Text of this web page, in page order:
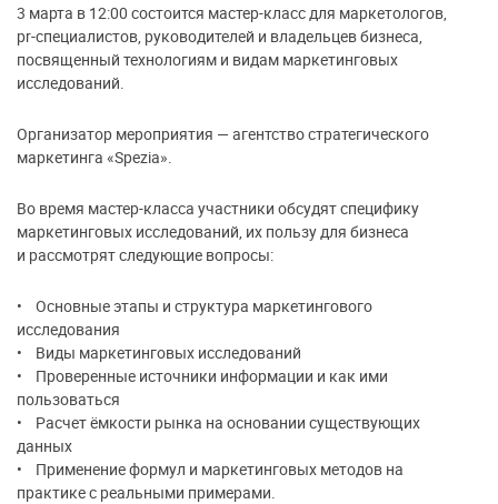
3 марта в 12:00 состоится мастер-класс для маркетологов,
pr-специалистов, руководителей и владельцев бизнеса,
посвященный технологиям и видам маркетинговых
исследований.
Организатор мероприятия — агентство стратегического
маркетинга «Spezia».
Во время мастер-класса участники обсудят специфику
маркетинговых исследований, их пользу для бизнеса
и рассмотрят следующие вопросы:
• Основные этапы и структура маркетингового
исследования
• Виды маркетинговых исследований
• Проверенные источники информации и как ими
пользоваться
• Расчет ёмкости рынка на основании существующих
данных
• Применение формул и маркетинговых методов на
практике с реальными примерами.